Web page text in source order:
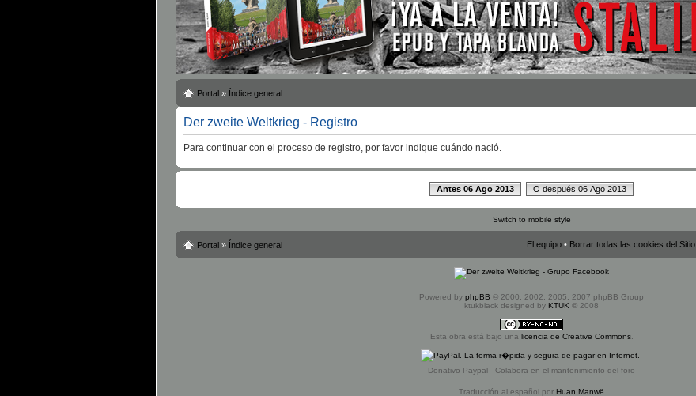
Portal » Índice general
Der zweite Weltkrieg - Registro
Para continuar con el proceso de registro, por favor indique cuándo nació.
Antes 06 Ago 2013 O después 06 Ago 2013
Switch to mobile style
Portal » Índice general El equipo • Borrar todas las cookies del Sitio
Powered by phpBB © 2000, 2002, 2005, 2007 phpBB Group
ktukblack designed by KTUK © 2008
Esta obra está bajo una licencia de Creative Commons.
Donativo Paypal - Colabora en el mantenimiento del foro
Traducción al español por Huan Manwë